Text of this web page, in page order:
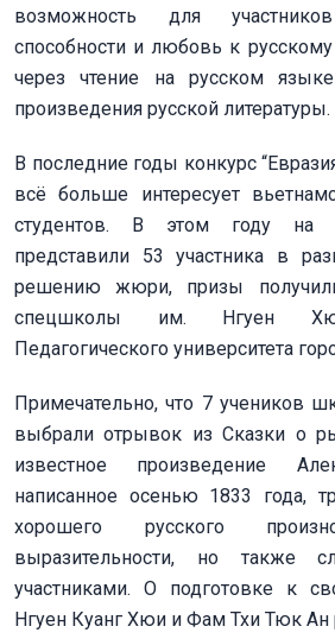
возможность для
способности и любовь к
через чтение на русском
произведения русской литературы.
В последние годы конкурс
всё больше интересует
студентов. В этом году на
представили 53 участника в
решению жюри, призы
спецшколы им. Нгуен
Педагогического университета
Примечательно, что 7 учеников
выбрали отрывок из Сказки о
известное произведение
написанное осенью 1833 года,
хорошего русского
выразительности, но также
участниками. О подготовке к
Нгуен Куанг Хюи и Фам Тхи Тюк Ан